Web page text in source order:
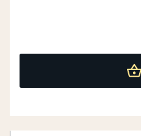
101294707